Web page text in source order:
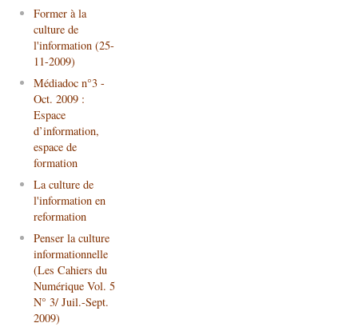
Former à la
culture de
l'information (25-
11-2009)
Médiadoc n°3 -
Oct. 2009 :
Espace
d’information,
espace de
formation
La culture de
l'information en
reformation
Penser la culture
informationnelle
(Les Cahiers du
Numérique Vol. 5
N° 3/ Juil.-Sept.
2009)